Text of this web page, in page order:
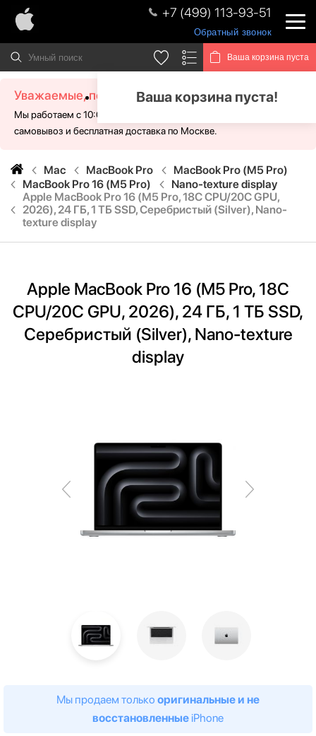
+7 (499) 113-93-51
Обратный звонок
Ваша корзина пуста
Ваша корзина пуста!
Уважаемые, посетители!
Мы работаем с 10:00 - 21:00 без выходных. Для Вас доступен
самовывоз и бесплатная доставка по Москве.
Mac MacBook Pro
MacBook Pro (M5 Pro)
MacBook Pro 16 (M5 Pro)
Nano-texture display
Apple MacBook Pro 16 (M5 Pro, 18C CPU/20C GPU,
2026), 24 ГБ, 1 ТБ SSD, Серебристый (Silver), Nano-
texture display
Apple MacBook Pro 16 (M5 Pro, 18C
CPU/20C GPU, 2026), 24 ГБ, 1 ТБ SSD,
Серебристый (Silver), Nano-texture
display
Мы продаем только оригинальные и не
восстановленные iPhone